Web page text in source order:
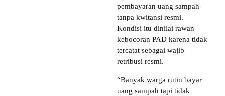
pembayaran uang sampah
tanpa kwitansi resmi.
Kondisi itu dinilai rawan
kebocoran PAD karena tidak
tercatat sebagai wajib
retribusi resmi.
“Banyak warga rutin bayar
uang sampah tapi tidak